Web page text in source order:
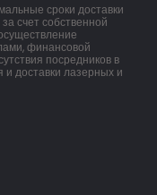
сроки доставки
счет собственной
финансовой
посредников в
и доставки лазерных и